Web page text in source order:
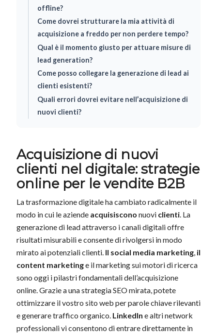
offline?
Come dovrei strutturare la mia attività di
acquisizione a freddo per non perdere tempo?
Qual è il momento giusto per attuare misure di
lead generation?
Come posso collegare la generazione di lead ai
clienti esistenti?
Quali errori dovrei evitare nell’acquisizione di
nuovi clienti?
Acquisizione di nuovi
clienti nel digitale: strategie
online per le vendite B2B
La trasformazione digitale ha cambiato radicalmente il
modo in cui le aziende acquisiscono nuovi clienti. La
generazione di lead attraverso i canali digitali offre
risultati misurabili e consente di rivolgersi in modo
mirato ai potenziali clienti. Il social media marketing, il
content marketinge il marketing sui motori di ricerca
sono oggi i pilastri fondamentali dell’acquisizione
online. Grazie a una strategia SEO mirata, potete
ottimizzare il vostro sito web per parole chiave rilevanti
e generare traffico organico. LinkedIn e altri network
professionali vi consentono di entrare direttamente in